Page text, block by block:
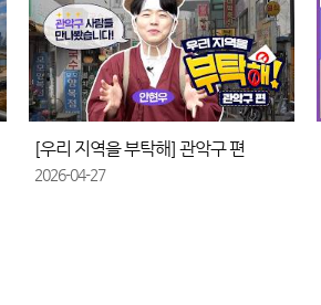
[우리 지역을 부탁해] 관악구 편
2026-04-27